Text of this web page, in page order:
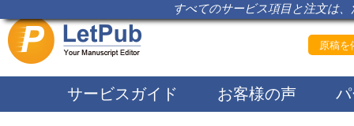
すべてのサービス項目と注文は
原稿を
サービスガイド お客様の声